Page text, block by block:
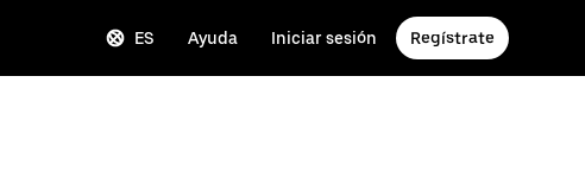
ES Ayuda Iniciar sesión Regístrate